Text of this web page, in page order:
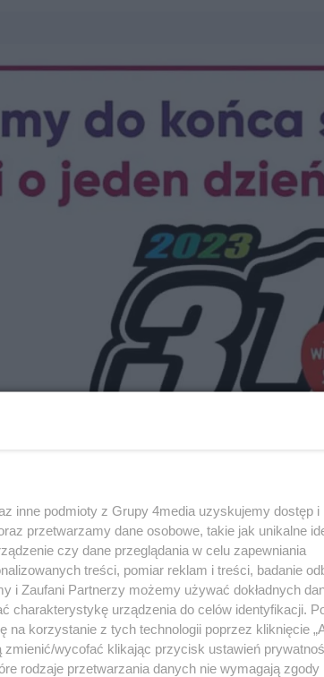
29 / 38
inne podmioty z Grupy 4media uzyskujemy dostęp i
przetwarzamy dane osobowe, takie jak unikalne
czy dane przeglądania w celu zapewniania
treści, pomiar reklam i treści, badanie
i Zaufani Partnerzy możemy używać dokładnych
charakterystykę urządzenia do celów identyfikacji.
korzystanie z tych technologii poprzez kliknięcie
wycofać klikając przycisk ustawień
rodzaje przetwarzania danych nie wymagają